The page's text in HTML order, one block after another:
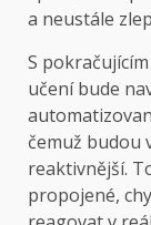
a neustále
S
učení bude
čemuž budou
reaktivnější.
propojené,